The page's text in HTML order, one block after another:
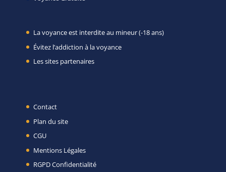
La voyance est interdite au mineur (-18 ans)
Évitez l’addiction à la voyance
Les sites partenaires
Contact
Plan du site
CGU
Mentions Légales
RGPD Confidentialité